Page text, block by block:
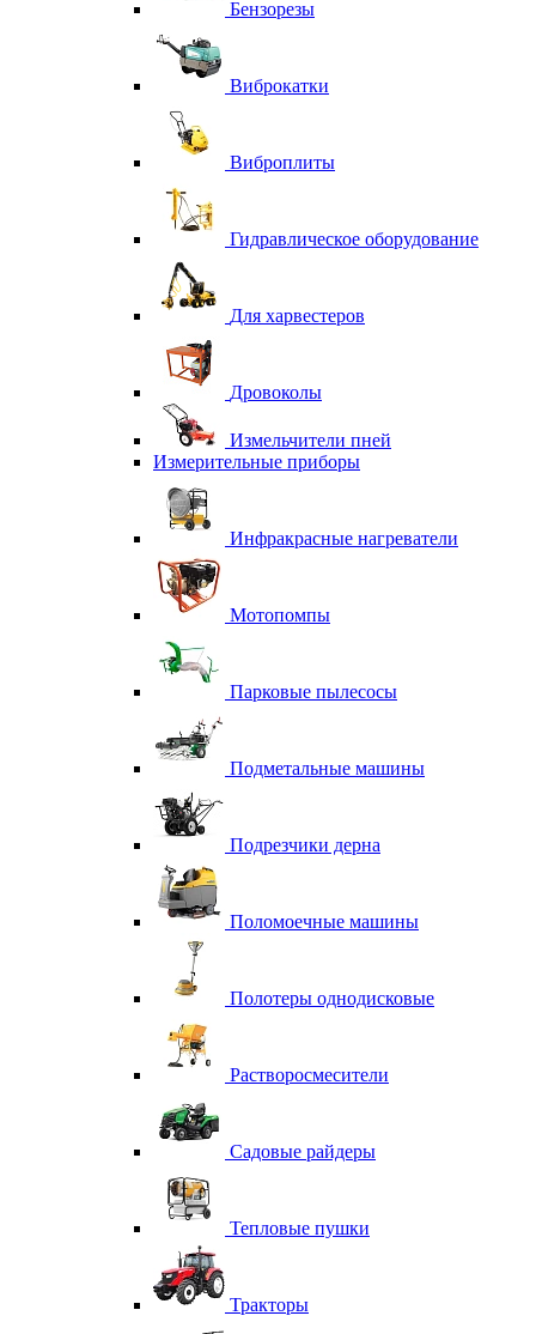
Бензорезы
Виброкатки
Виброплиты
Гидравлическое оборудование
Для харвестеров
Дровоколы
Измельчители пней
Измерительные приборы
Инфракрасные нагреватели
Мотопомпы
Парковые пылесосы
Подметальные машины
Подрезчики дерна
Поломоечные машины
Полотеры однодисковые
Растворосмесители
Садовые райдеры
Тепловые пушки
Тракторы